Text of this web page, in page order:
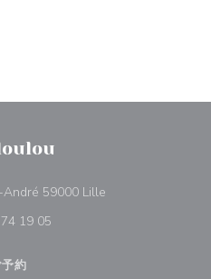
59000 Lille
19 05
予約